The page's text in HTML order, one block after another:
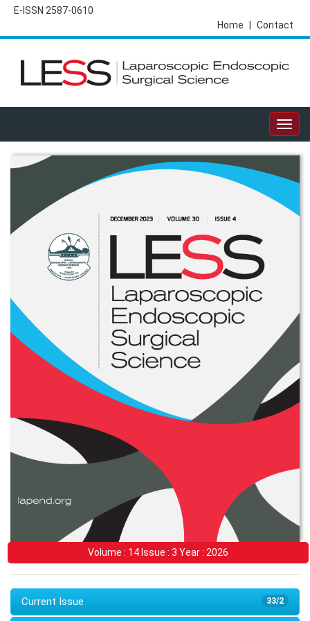
E-ISSN 2587-0610
Contact
Home
Volume : 14 Issue : 3 Year : 2026
33/2
Current Issue